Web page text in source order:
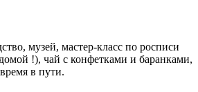
музей, мастер-класс по росписи
!), чай с конфетками и баранками,
в пути.